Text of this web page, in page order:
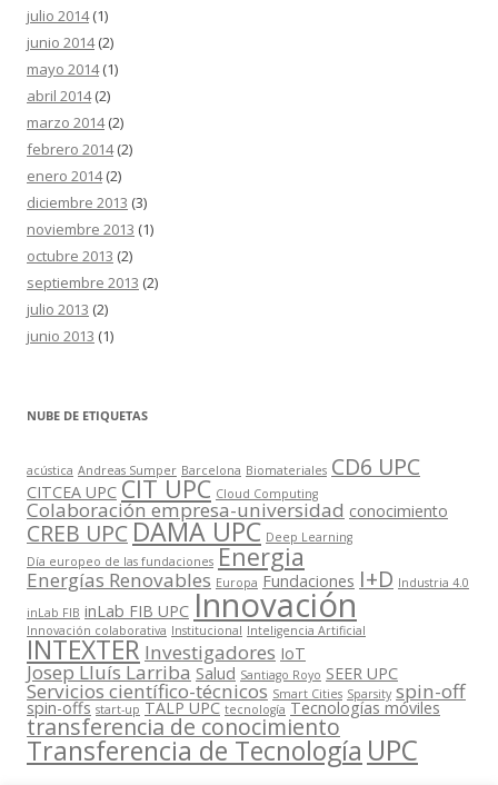
julio 2014(1)
junio 2014(2)
mayo 2014(1)
abril 2014(2)
marzo 2014(2)
febrero 2014(2)
enero 2014(2)
diciembre 2013 (3)
noviembre 2013 (1)
octubre 2013 (2)
septiembre 2013 (2)
julio 2013 (2)
junio 2013 (1)
NUBE DE ETIQUETAS
acústica Andreas Sumper Barcelona Biomateriales CD6 UPC
CITCEA UPC CIT UPC Cloud Computing
Colaboración empresa-universidad conocimiento
CREB UPCDAMA UPC Deep Learning
Día europeo de las fundaciones Energia
Energías Renovables Europa Fundaciones I+D Industria 4.0
inLab FIB inLab FIB UPC Innovación
Innovación colaborativa Institucional Inteligencia Artificial
INTEXTER Investigadores IoT
Josep Lluís Larriba Salud Santiago Royo SEER UPC
Servicios científico-técnicos Smart Cities Sparsity spin-off
spin-offs start-up TALP UPC tecnología Tecnologías móviles
transferencia de conocimiento
Transferencia de Tecnología UPC